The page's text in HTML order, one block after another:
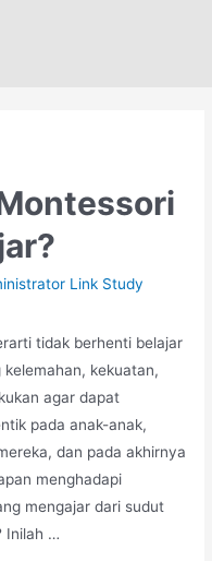
Link Study
tidak berhenti belajar
kekuatan,
agar dapat
pada anak-anak,
dan pada akhirnya
menghadapi
mengajar dari sudut
Inilah …